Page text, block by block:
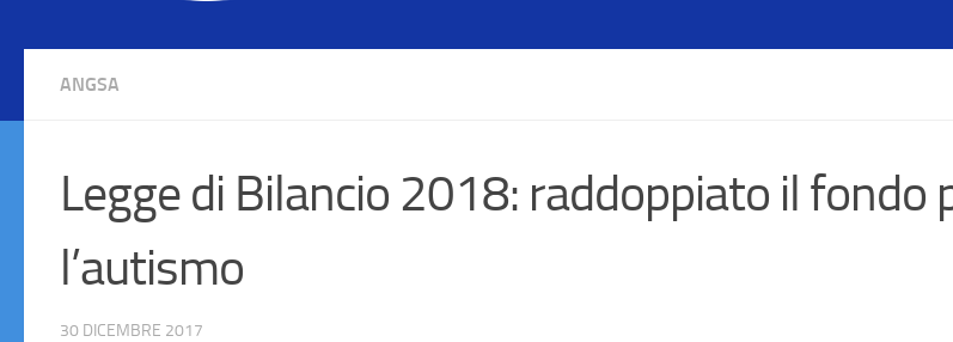
ANGSA
Legge di Bilancio 2018: raddoppiato il fondo
l’autismo
30 DICEMBRE 2017